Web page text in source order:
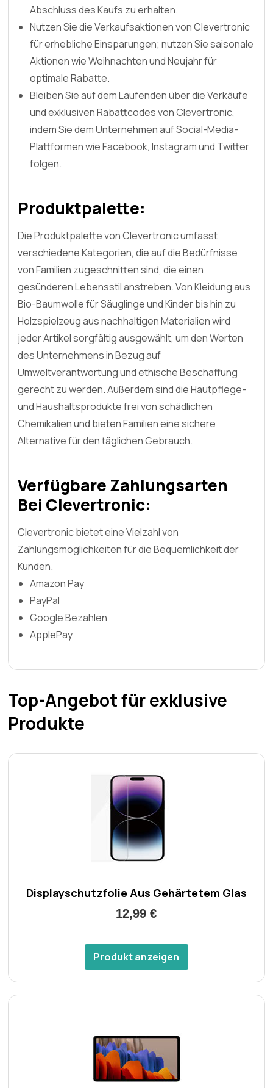
Abschluss des Kaufs zu erhalten.
Nutzen Sie die Verkaufsaktionen von Clevertronic
für erhebliche Einsparungen; nutzen Sie saisonale
Aktionen wie Weihnachten und Neujahr für
optimale Rabatte.
Bleiben Sie auf dem Laufenden über die Verkäufe
und exklusiven Rabattcodes von Clevertronic,
indem Sie dem Unternehmen auf Social-Media-
Plattformen wie Facebook, Instagram und Twitter
folgen.
Produktpalette:
Die Produktpalette von Clevertronic umfasst
verschiedene Kategorien, die auf die Bedürfnisse
von Familien zugeschnitten sind, die einen
gesünderen Lebensstil anstreben. Von Kleidung aus
Bio-Baumwolle für Säuglinge und Kinder bis hin zu
Holzspielzeug aus nachhaltigen Materialien wird
jeder Artikel sorgfältig ausgewählt, um den Werten
des Unternehmens in Bezug auf
Umweltverantwortung und ethische Beschaffung
gerecht zu werden. Außerdem sind die Hautpflege-
und Haushaltsprodukte frei von schädlichen
Chemikalien und bieten Familien eine sichere
Alternative für den täglichen Gebrauch.
Verfügbare Zahlungsarten
Bei Clevertronic:
Clevertronic bietet eine Vielzahl von
Zahlungsmöglichkeiten für die Bequemlichkeit der
Kunden.
Amazon Pay
PayPal
Google Bezahlen
ApplePay
Top-Angebot für exklusive
Produkte
Displayschutzfolie Aus Gehärtetem Glas
12,99 €
Produkt anzeigen